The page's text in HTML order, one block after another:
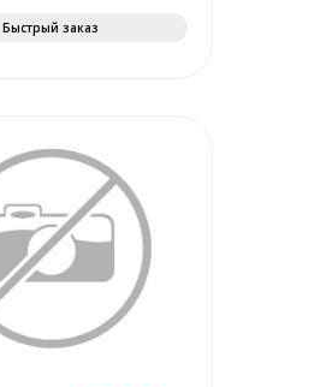
Быстрый заказ